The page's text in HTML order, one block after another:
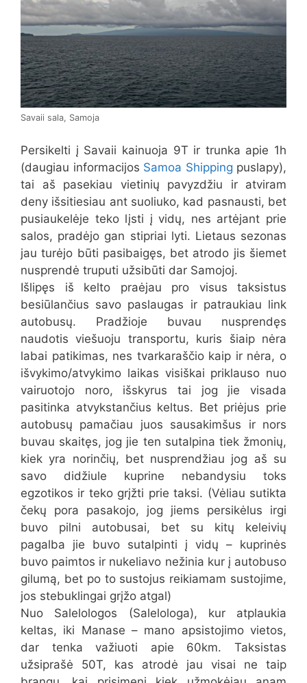
Savaii sala, Samoja
Persikelti į Savaii kainuoja 9T ir trunka apie 1h
(daugiau informacijos Samoa Shipping puslapy),
tai aš pasekiau vietinių pavyzdžiu ir atviram
deny išsitiesiau ant suoliuko, kad pasnausti, bet
pusiaukelėje teko lįsti į vidų, nes artėjant prie
salos, pradėjo gan stipriai lyti. Lietaus sezonas
jau turėjo būti pasibaigęs, bet atrodo jis šiemet
nusprendė truputi užsibūti dar Samojoj.
Išlipęs iš kelto praėjau pro visus taksistus
besiūlančius savo paslaugas ir patraukiau link
autobusų. Pradžioje buvau nusprendęs
naudotis viešuoju transportu, kuris šiaip nėra
labai patikimas, nes tvarkaraščio kaip ir nėra, o
išvykimo/atvykimo laikas visiškai priklauso nuo
vairuotojo noro, išskyrus tai jog jie visada
pasitinka atvykstančius keltus. Bet priėjus prie
autobusų pamačiau juos sausakimšus ir nors
buvau skaitęs, jog jie ten sutalpina tiek žmonių,
kiek yra norinčių, bet nusprendžiau jog aš su
savo didžiule kuprine nebandysiu toks
egzotikos ir teko grįžti prie taksi. (Vėliau sutikta
čekų pora pasakojo, jog jiems persikėlus irgi
buvo pilni autobusai, bet su kitų keleivių
pagalba jie buvo sutalpinti į vidų – kuprinės
buvo paimtos ir nukeliavo nežinia kur į autobuso
gilumą, bet po to sustojus reikiamam sustojime,
jos stebuklingai grįžo atgal)
Nuo Salelologos (Salelologa), kur atplaukia
keltas, iki Manase – mano apsistojimo vietos,
dar tenka važiuoti apie 60km. Taksistas
užsiprašė 50T, kas atrodė jau visai ne taip